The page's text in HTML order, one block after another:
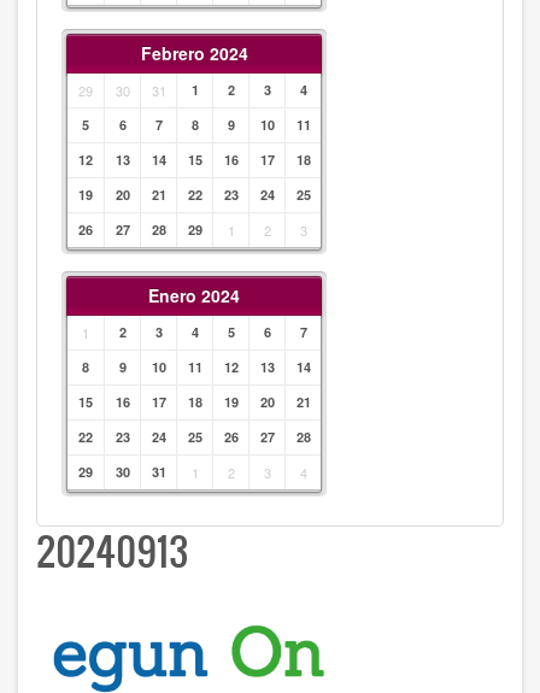
Febrero 2024
29 30 31 1 2 3
4
5
6 7 8 9 10
11
12
13 14 15 16 17
18
19
20 21 22 23 24
25
26
27 28 29 1 2 3
Enero 2024
1 2 3 4 5 6
7
8
9 10 11 12 13
14
15
16 17 18 19 20
21
22
23 24 25 26 27
28
29
30 31 1 2 3 4
20240913